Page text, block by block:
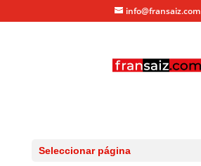
info@fransaiz.com
Seleccionar página